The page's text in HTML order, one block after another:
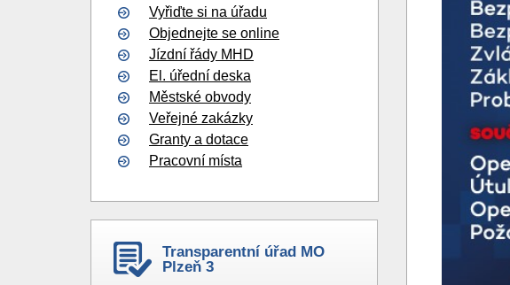
Vyřiďte si na úřadu
Objednejte se online
Jízdní řády MHD
El. úřední deska
Městské obvody
Veřejné zakázky
Granty a dotace
Pracovní místa
Transparentní úřad MO
Plzeň 3